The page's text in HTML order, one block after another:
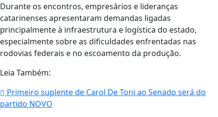
Durante os encontros, empresários e lideranças
catarinenses apresentaram demandas ligadas
principalmente à infraestrutura e logística do estado,
especialmente sobre as dificuldades enfrentadas nas
rodovias federais e no escoamento da produção.
Leia Também:
Primeiro suplente de Carol De Toni ao Senado será do
partido NOVO